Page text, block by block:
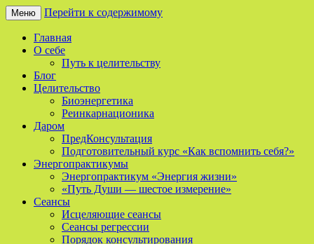
Мой Путь
целительстве
Меню Перейти к содержимому
Главная
О себе
Путь к целительству
Блог
Целительство
Биоэнергетика
Реинкарнационика
Даром
ПредКонсультация
Подготовительный курс «Как вспомнить себя?»
Энергопрактикумы
Энергопрактикум «Энергия жизни»
«Путь Души — шестое измерение»
Сеансы
Исцеляющие сеансы
Сеансы регрессии
Порядок консультирования